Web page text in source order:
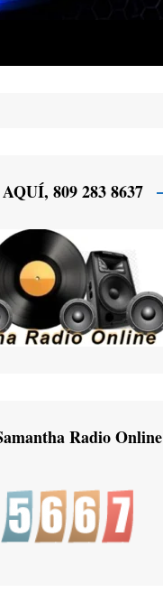
809 283 8637
Radio Online